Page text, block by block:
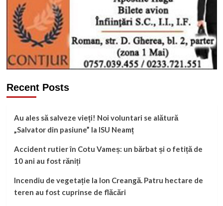
Recent Posts
Au ales să salveze vieți! Noi voluntari se alătură
„Salvator din pasiune” la ISU Neamț
Accident rutier în Cotu Vameș: un bărbat și o fetiță de
10 ani au fost răniți
Incendiu de vegetație la Ion Creangă. Patru hectare de
teren au fost cuprinse de flăcări